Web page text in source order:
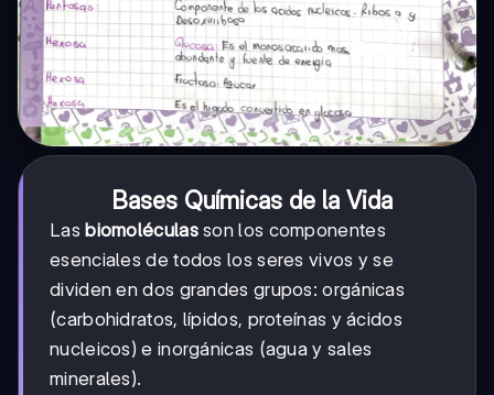
Bases Químicas de la Vida
Lasbiomoléculasson los componentes
esenciales de todos los seres vivos y se
dividen en dos grandes grupos: orgánicas
(carbohidratos, lípidos, proteínas y ácidos
nucleicos) e inorgánicas (agua y sales
minerales).